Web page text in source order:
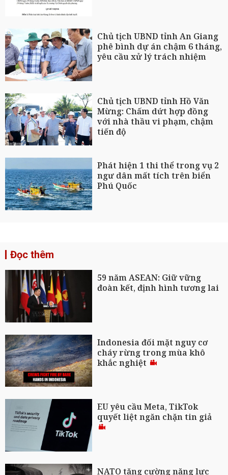
Chủ tịch UBND tỉnh An Giang
phê bình dự án chậm 6 tháng,
yêu cầu xử lý trách nhiệm
Chủ tịch UBND tỉnh Hồ Văn
Mừng: Chấm dứt hợp đồng
với nhà thầu vi phạm, chậm
tiến độ
Phát hiện 1 thi thể trong vụ 2
ngư dân mất tích trên biển
Phú Quốc
Đọc thêm
59 năm ASEAN: Giữ vững
đoàn kết, định hình tương lai
Indonesia đối mặt nguy cơ
cháy rừng trong mùa khô
khắc nghiệt
EU yêu cầu Meta, TikTok
quyết liệt ngăn chặn tin giả
NATO tăng cường năng lực